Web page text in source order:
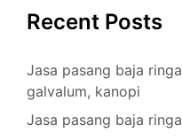
Recent Posts
Jasa pasang baja
galvalum, kanopi
Jasa pasang baja